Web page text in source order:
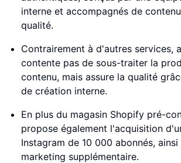
interne et accompagnés de
qualité.
Contrairement à d'autres services,
contente pas de sous-traiter la
contenu, mais assure la qualité
de création interne.
En plus du magasin Shopify pré-
propose également l'acquisition
Instagram de 10 000 abonnés,
marketing supplémentaire.